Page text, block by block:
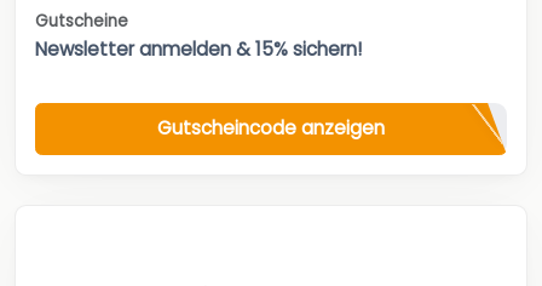
Gutscheine
Newsletter anmelden & 15% sichern!
Gutscheincode anzeigen